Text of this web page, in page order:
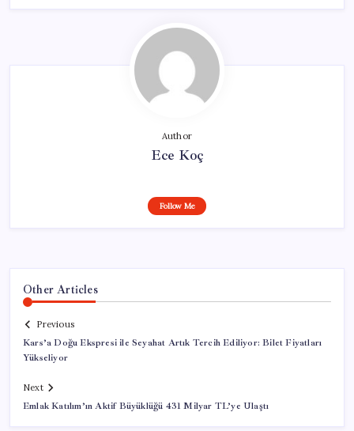
Author
Ece Koç
Follow Me
Other Articles
Previous
Kars’a Doğu Ekspresi ile Seyahat Artık Tercih Ediliyor: Bilet Fiyatları
Yükseliyor
Next
Emlak Katılım’ın Aktif Büyüklüğü 431 Milyar TL’ye Ulaştı